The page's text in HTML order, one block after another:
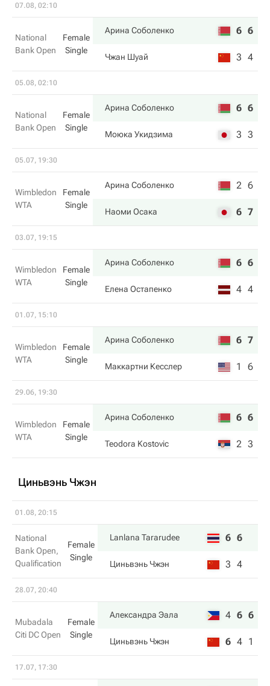
07.08, 02:10
National
Bank Open
Female
Single
Арина Соболенко 6 6
Чжан Шуай 3 4
05.08, 02:10
National
Bank Open
Female
Single
Арина Соболенко 6 6
Моюка Укидзима 3 3
05.07, 19:30
Wimbledon
WTA
Female
Single
Арина Соболенко 2 6
Наоми Осака 6 7
03.07, 19:15
Wimbledon
WTA
Female
Single
Арина Соболенко 6 6
Елена Остапенко 4 4
01.07, 15:10
Wimbledon
WTA
Female
Single
Арина Соболенко 6 7
Маккартни Кесслер 1 6
29.06, 19:30
Wimbledon
WTA
Female
Single
Арина Соболенко 6 6
Teodora Kostovic 2 3
Циньвэнь Чжэн
01.08, 20:15
National
Bank Open,
Qualification
Female
Single
Lanlana Tararudee 6 6
Циньвэнь Чжэн 3 4
28.07, 20:40
Mubadala
Citi DC Open
Female
Single
Александра Эала 4 6 6
Циньвэнь Чжэн 6 4 1
17.07, 17:30